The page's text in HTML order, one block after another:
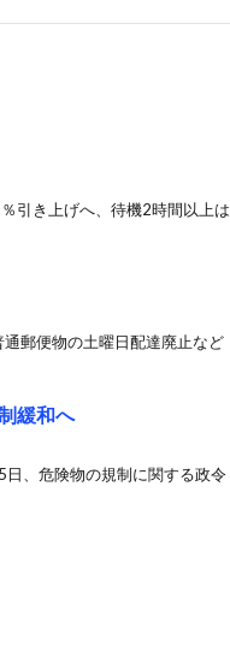
引き上げへ、待機2時間以上は
郵便物の土曜日配達廃止など
緩和へ
、危険物の規制に関する政令